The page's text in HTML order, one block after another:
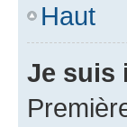
Haut
Je suis